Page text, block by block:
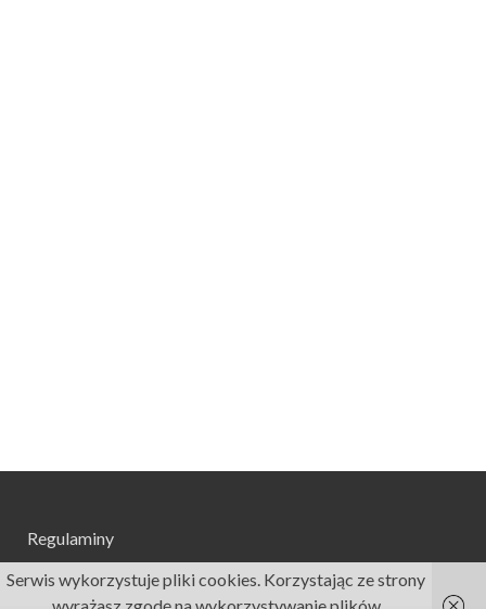
Regulaminy
Serwis wykorzystuje pliki cookies. Korzystając ze strony